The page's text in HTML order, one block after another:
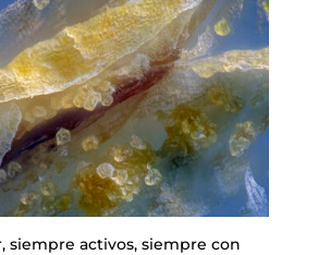
siempre activos, siempre con